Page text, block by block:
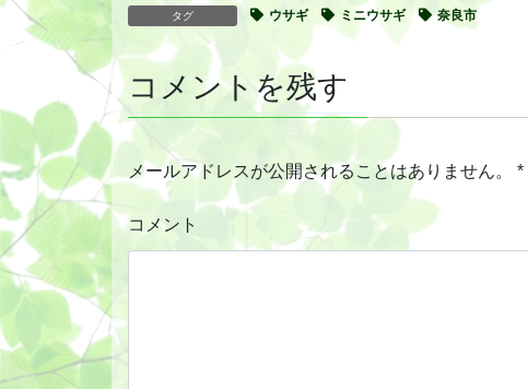
タグ ウサギ ミニウサギ 奈良市
コメントを残す
メールアドレスが公開されることはありません。 *
コメント